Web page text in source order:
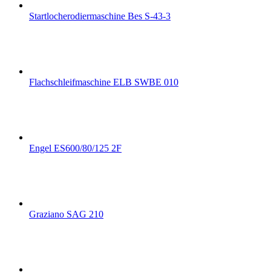
Startlocherodiermaschine Bes S-43-3
Flachschleifmaschine ELB SWBE 010
Engel ES600/80/125 2F
Graziano SAG 210